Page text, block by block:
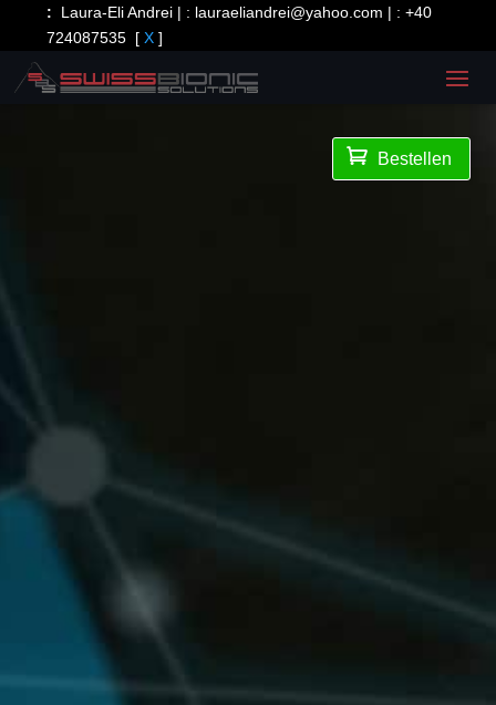
: Laura-Eli Andrei | : lauraeliandrei@yahoo.com | :+40
724087535 [X ]
 Bestellen